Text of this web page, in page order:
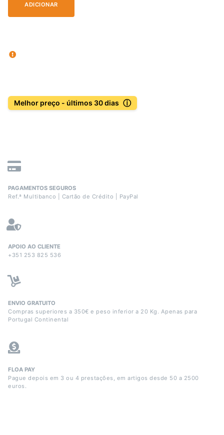
ADICIONAR
Melhor preço - últimos 30 dias ⓘ
PAGAMENTOS SEGUROS
Ref.ª Multibanco | Cartão de Crédito | PayPal
APOIO AO CLIENTE
+351 253 825 536
ENVIO GRATUITO
Compras superiores a 350€ e peso inferior a 20 Kg. Apenas para
Portugal Continental
FLOA PAY
Pague depois em 3 ou 4 prestações, em artigos desde 50 a 2500
euros.